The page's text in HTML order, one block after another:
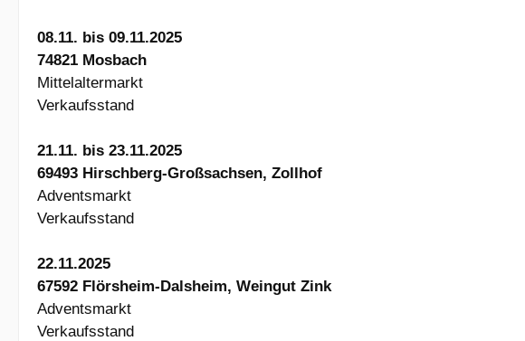
08.11. bis 09.11.2025
74821 Mosbach
Mittelaltermarkt
Verkaufsstand
21.11. bis 23.11.2025
69493 Hirschberg-Großsachsen, Zollhof
Adventsmarkt
Verkaufsstand
22.11.2025
67592 Flörsheim-Dalsheim, Weingut Zink
Adventsmarkt
Verkaufsstand